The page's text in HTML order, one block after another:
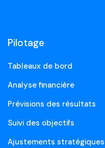
Pilotage
Tableaux de bord
Analyse financière
Prévisions des résultats
Suivi des objectifs
Ajustements stratégiques